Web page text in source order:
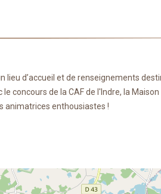
lieu d’accueil et de renseignements
concours de la CAF de l'Indre, la
animatrices enthousiastes !